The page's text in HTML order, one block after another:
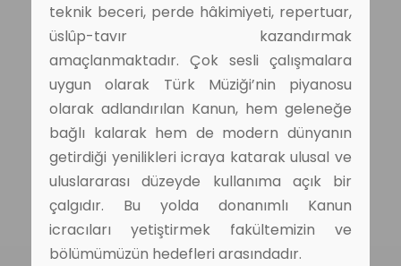
teknik beceri, perde hâkimiyeti, repertuar,
üslûp-tavır kazandırmak
amaçlanmaktadır. Çok sesli çalışmalara
uygun olarak Türk Müziği’nin piyanosu
olarak adlandırılan Kanun, hem geleneğe
bağlı kalarak hem de modern dünyanın
getirdiği yenilikleri icraya katarak ulusal ve
uluslararası düzeyde kullanıma açık bir
çalgıdır. Bu yolda donanımlı Kanun
icracıları yetiştirmek fakültemizin ve
bölümümüzün hedefleri arasındadır.